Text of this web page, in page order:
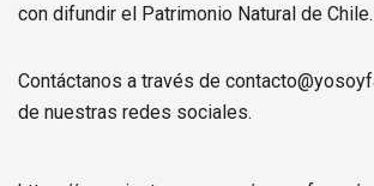
con difundir el Patrimonio Natural de Chile.
Contáctanos a través de
de nuestras redes sociales.